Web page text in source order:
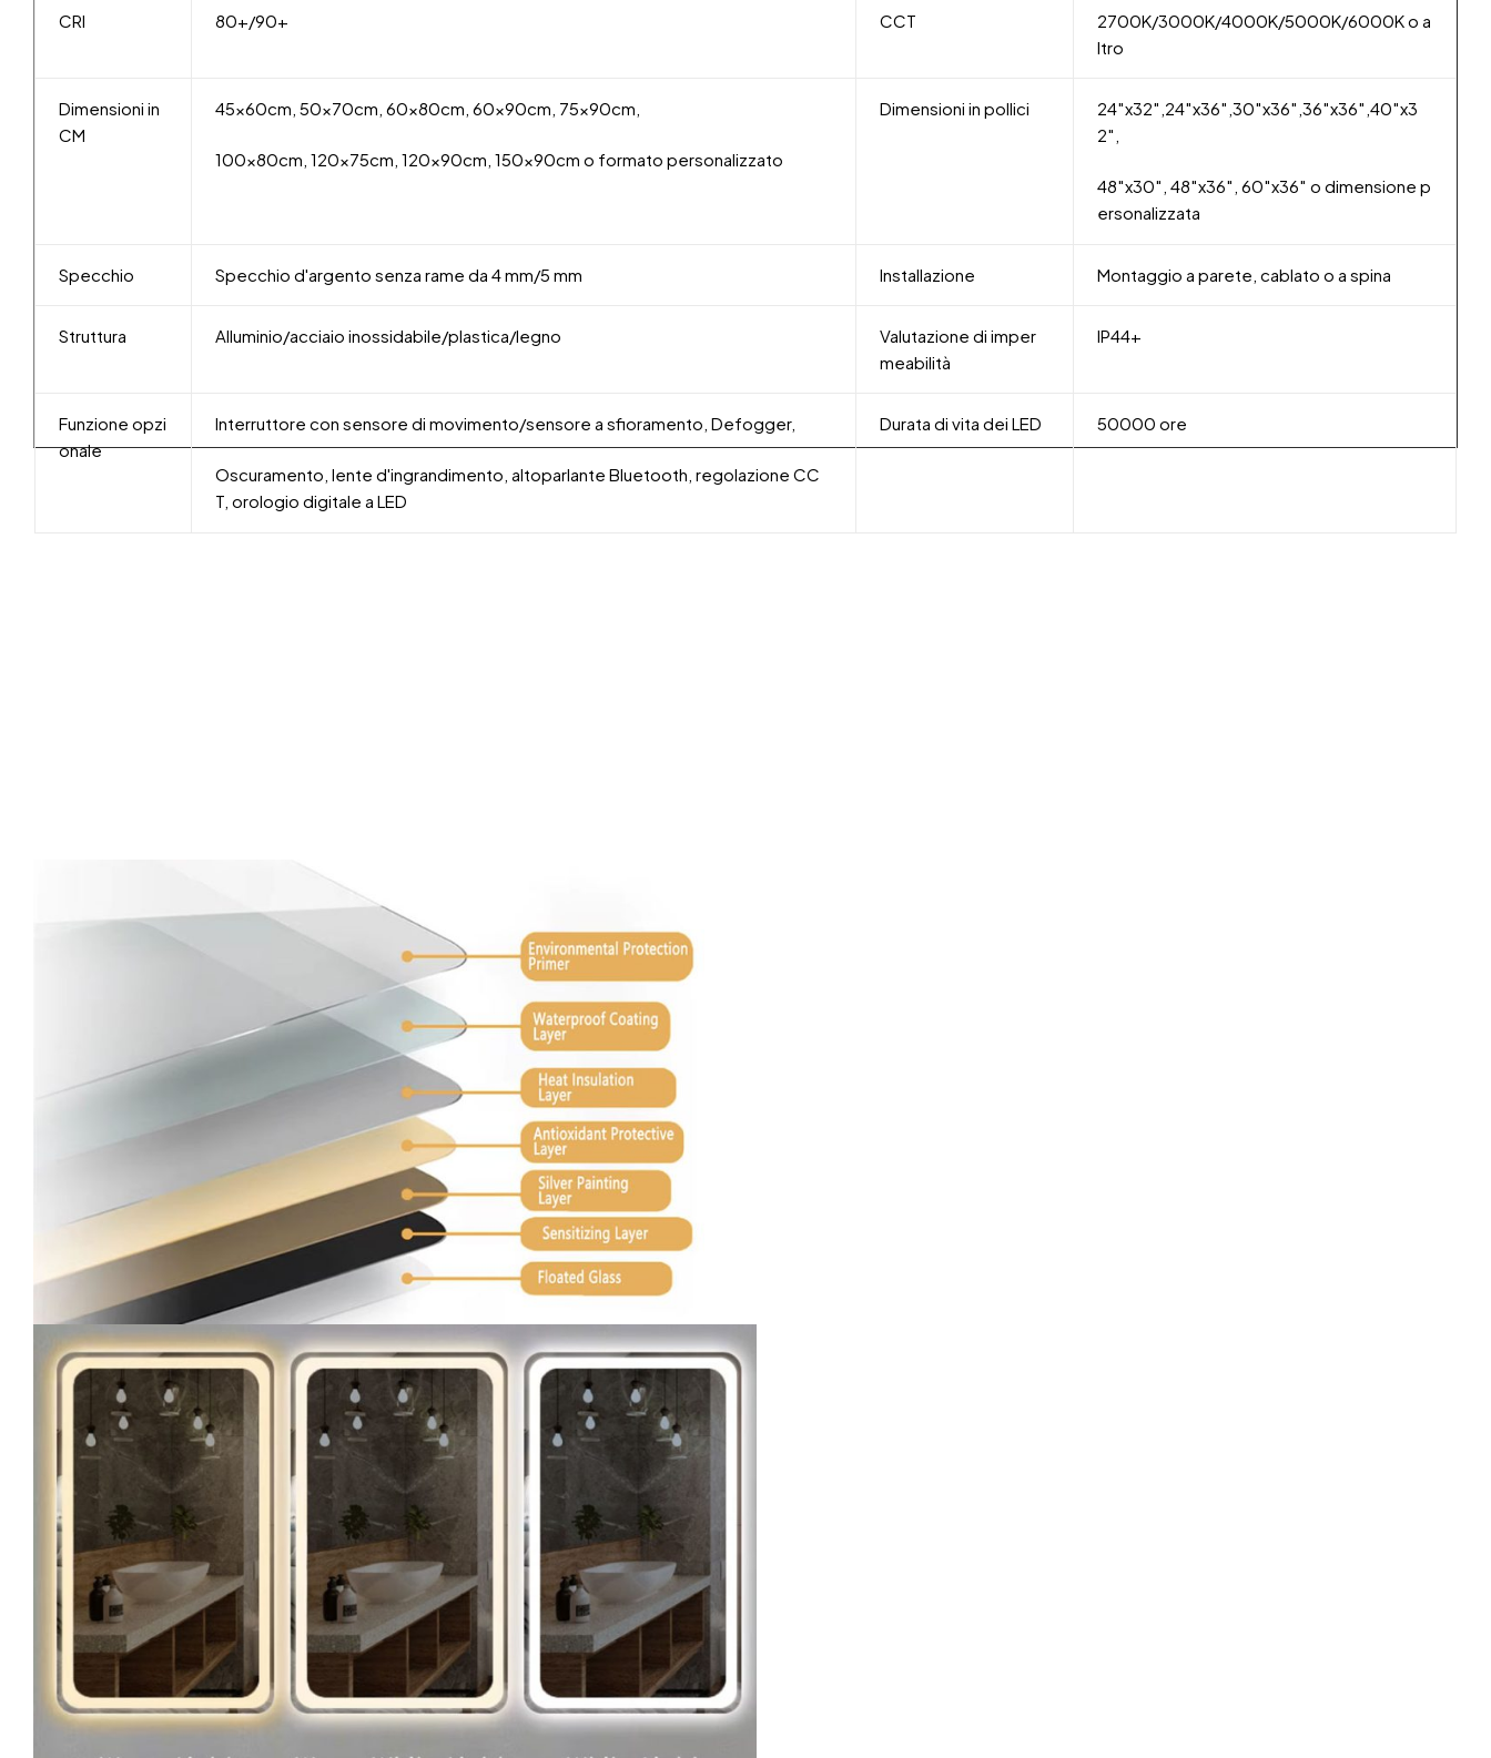
CRI 80+/90+ CCT
2700K/3000K/4000K/5000K/6000K o a
ltro
Dimensioni in
CM
45x60cm, 50x70cm, 60x80cm, 60x90cm, 75x90cm,
100x80cm, 120x75cm, 120x90cm, 150x90cm o formato personalizzato
Dimensioni in pollici
24″x32″,24″x36″,30″x36″,36″x36″,40″x3
2″,
48″x30″, 48″x36″, 60″x36″ o dimensione p
ersonalizzata
Specchio Specchio d'argento senza rame da 4 mm/5 mm Installazione Montaggio a parete, cablato o a spina
Struttura Alluminio/acciaio inossidabile/plastica/legno
Valutazione di imper
meabilità
IP44+
Funzione opzi
onale
Interruttore con sensore di movimento/sensore a sfioramento, Defogger,
Oscuramento, lente d'ingrandimento, altoparlante Bluetooth, regolazione CC
T, orologio digitale a LED
Durata di vita dei LED 50000 ore